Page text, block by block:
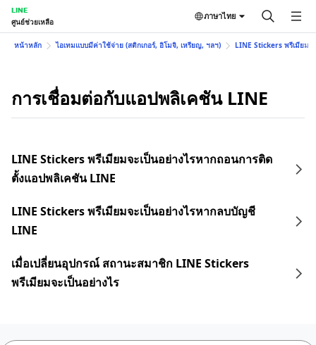
LINE
ศูนย์ช่วยเหลือ
ภาษาไทย
หน้าหลัก ไอเทมแบบมีค่าใช้จ่าย (สติกเกอร์, อิโมจิ, เหรียญ, ฯลฯ) LINE Stickers พรีเมียม
การเชื่อมต่อกับแอปพลิเคชัน LINE
LINE Stickers พรีเมียมจะเป็นอย่างไรหากถอนการติด
ตั้งแอปพลิเคชัน LINE
LINE Stickers พรีเมียมจะเป็นอย่างไรหากลบบัญชี
LINE
เมื่อเปลี่ยนอุปกรณ์ สถานะสมาชิก LINE Stickers
พรีเมียมจะเป็นอย่างไร